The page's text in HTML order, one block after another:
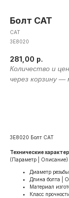
Болт CAT
CAT
3E8020
281,00 р.
3E8020 Болт CAT
Технические
(Параметр | Описание)
Диаметр
Длина болта |
Материал
Класс